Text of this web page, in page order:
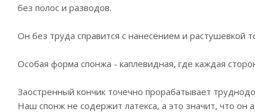
без полос и разводов.
Он без труда справится с нанесением и растушевкой
Особая форма спонжа - каплевидная, где каждая
Заостренный кончик точечно прорабатывает
Наш спонж не содержит латекса, а это значит, что он